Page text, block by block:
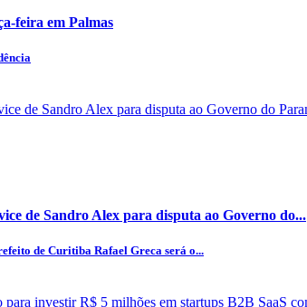
feira em Palmas
de Sandro Alex para disputa ao Governo do...
de Curitiba Rafael Greca será o...